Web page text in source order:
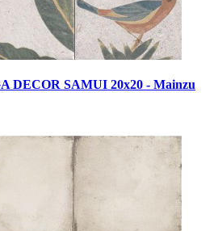
DECOR SAMUI 20x20 - Mainzu